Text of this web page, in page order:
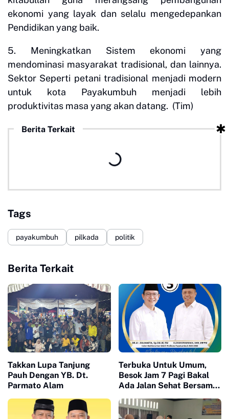
ekonomi yang layak dan selalu mengedepankan
Pendidikan yang baik.
5. Meningkatkan Sistem ekonomi yang
mendominasi masyarakat tradisional, dan lainnya.
Sektor Seperti petani tradisional menjadi modern
untuk kota Payakumbuh menjadi lebih
produktivitas masa yang akan datang. (Tim)
Berita Terkait
Tags
payakumbuh pilkada politik
Berita Terkait
Takkan Lupa Tanjung
Pauh Dengan YB. Dt.
Parmato Alam
Terbuka Untuk Umum,
Besok Jam 7 Pagi Bakal
Ada Jalan Sehat Bersama
Payakumbuh